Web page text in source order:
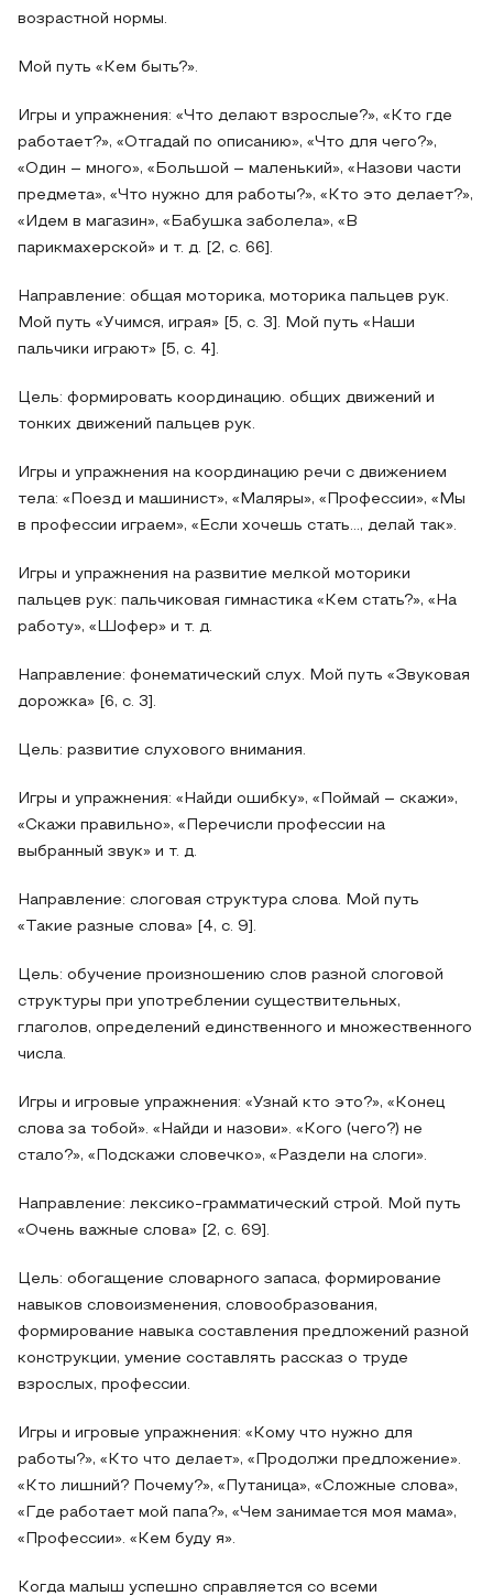
возрастной нормы.
Мой путь «Кем быть?».
Игры и упражнения: «Что делают взрослые?», «Кто где
работает?», «Отгадай по описанию», «Что для чего?»,
«Один – много», «Большой – маленький», «Назови части
предмета», «Что нужно для работы?», «Кто это делает?»,
«Идем в магазин», «Бабушка заболела», «В
парикмахерской» и т. д. [2, с. 66].
Направление: общая моторика, моторика пальцев рук.
Мой путь «Учимся, играя» [5, с. 3]. Мой путь «Наши
пальчики играют» [5, с. 4].
Цель: формировать координацию. общих движений и
тонких движений пальцев рук.
Игры и упражнения на координацию речи с движением
тела: «Поезд и машинист», «Маляры», «Профессии», «Мы
в профессии играем», «Если хочешь стать…, делай так».
Игры и упражнения на развитие мелкой моторики
пальцев рук: пальчиковая гимнастика «Кем стать?», «На
работу», «Шофер» и т. д.
Направление: фонематический слух. Мой путь «Звуковая
дорожка» [6, с. 3].
Цель: развитие слухового внимания.
Игры и упражнения: «Найди ошибку», «Поймай – скажи»,
«Скажи правильно», «Перечисли профессии на
выбранный звук» и т. д.
Направление: слоговая структура слова. Мой путь
«Такие разные слова» [4, с. 9].
Цель: обучение произношению слов разной слоговой
структуры при употреблении существительных,
глаголов, определений единственного и множественного
числа.
Игры и игровые упражнения: «Узнай кто это?», «Конец
слова за тобой». «Найди и назови». «Кого (чего?) не
стало?», «Подскажи словечко», «Раздели на слоги».
Направление: лексико-грамматический строй. Мой путь
«Очень важные слова» [2, с. 69].
Цель: обогащение словарного запаса, формирование
навыков словоизменения, словообразования,
формирование навыка составления предложений разной
конструкции, умение составлять рассказ о труде
взрослых, профессии.
Игры и игровые упражнения: «Кому что нужно для
работы?», «Кто что делает», «Продолжи предложение».
«Кто лишний? Почему?», «Путаница», «Сложные слова»,
«Где работает мой папа?», «Чем занимается моя мама»,
«Профессии». «Кем буду я».
Когда малыш успешно справляется со всеми